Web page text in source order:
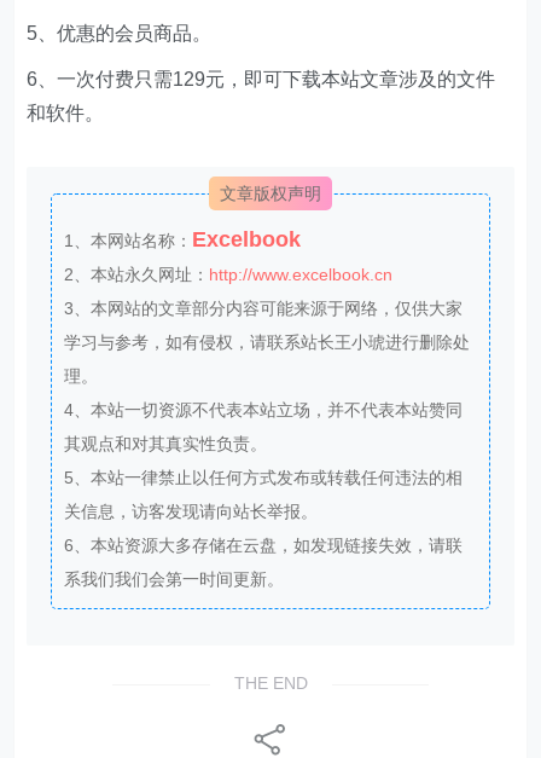
5、优惠的会员商品。
6、一次付费只需129元，即可下载本站文章涉及的文件
和软件。
文章版权声明
1、本网站名称： Excelbook
2、本站永久网址： http://www.excelbook.cn
3、本网站的文章部分内容可能来源于网络，仅供大家
学习与参考，如有侵权，请联系站长王小琥进行删除处
理。
4、本站一切资源不代表本站立场，并不代表本站赞同
其观点和对其真实性负责。
5、本站一律禁止以任何方式发布或转载任何违法的相
关信息，访客发现请向站长举报。
6、本站资源大多存储在云盘，如发现链接失效，请联
系我们我们会第一时间更新。
THE END